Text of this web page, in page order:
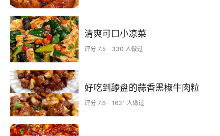
清爽可口小凉菜
评分 7.5 330 人做过
好吃到舔盘的蒜香黑椒牛肉粒
评分 7.6 1631 人做过